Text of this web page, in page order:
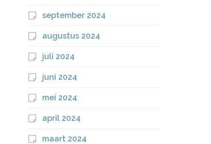
september 2024
augustus 2024
juli 2024
juni 2024
mei 2024
april 2024
maart 2024